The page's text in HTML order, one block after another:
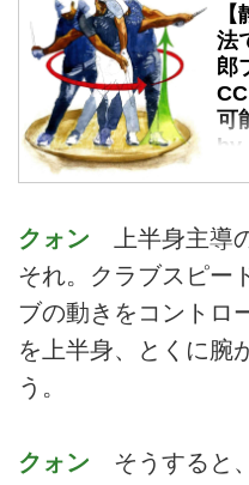
法
郎
可
by
1
ジ
「
い
「
る
クォン 上半身主導
それ。クラブスピー
ブの動きをコントロ
を上半身、とくに腕
う。
クォン そうすると